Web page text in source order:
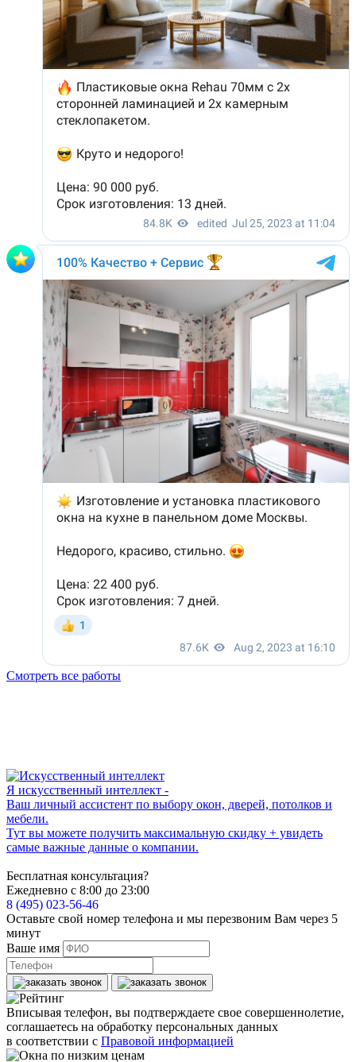
Смотреть все работы
Я искусственный интеллект -
Ваш личный ассистент по выбору окон, дверей, потолков и
мебели.
Тут вы можете получить максимальную скидку + увидеть
самые важные данные о компании.
Бесплатная консультация?
Ежедневно с 8:00 до 23:00
8 (495) 023-56-46
Оставьте свой номер телефона и мы перезвоним Вам через 5
минут
Ваше имя
Вписывая телефон, вы подтверждаете свое совершеннолетие,
соглашаетесь на обработку персональных данных
в соответствии с Правовой информацией